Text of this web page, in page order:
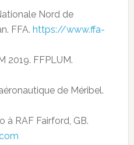
Nord de
FFA. https://www.ffa-
2019. FFPLUM.
de Méribel.
à RAF Fairford, GB.